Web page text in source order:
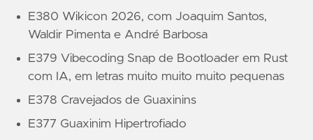
E380 Wikicon 2026, com Joaquim Santos,
Waldir Pimenta e André Barbosa
E379 Vibecoding Snap de Bootloader em Rust
com IA, em letras muito muito muito pequenas
E378 Cravejados de Guaxinins
E377 Guaxinim Hipertrofiado